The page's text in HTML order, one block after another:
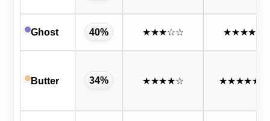
Ghost 40% ★★★☆☆ ★★★★★
Butter 34% ★★★★☆ ★★★★★